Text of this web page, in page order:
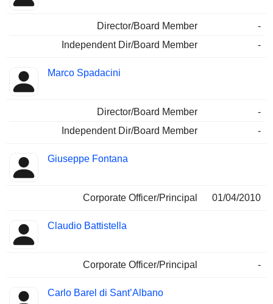
Director/Board Member
-
Independent Dir/Board Member
-
Marco Spadacini
Director/Board Member
-
Independent Dir/Board Member
-
Giuseppe Fontana
Corporate Officer/Principal 01/04/2010
Claudio Battistella
Corporate Officer/Principal -
Carlo Barel di Sant’Albano